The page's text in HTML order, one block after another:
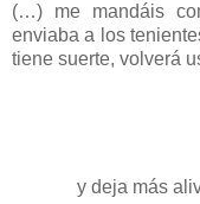
(…) me mandáis
enviaba a los
tiene suerte, volverá
y deja más